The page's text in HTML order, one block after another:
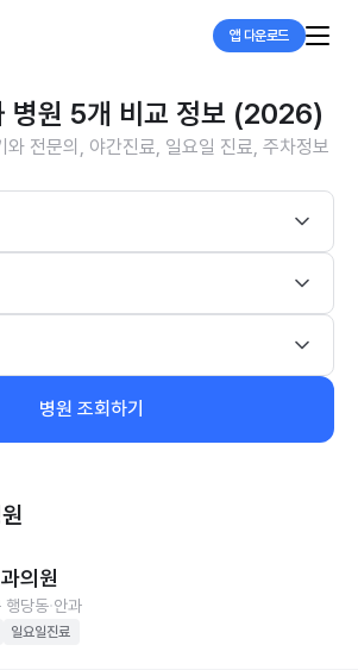
앱 다운로드
병원 5개 비교 정보 (2026)
와 전문의, 야간진료, 일요일 진료, 주차정보
병원 조회하기
의원
행당동 안과
일요일진료